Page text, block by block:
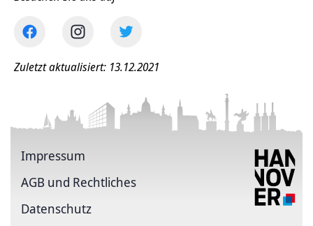
Zuletzt aktualisiert: 13.12.2021
Impressum
AGB und Rechtliches
Datenschutz